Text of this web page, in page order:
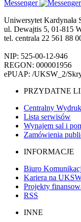
Messenger
Uniwersytet Kardynała
ul. Dewajtis 5, 01-815
tel. centrala 22 561 88
NIP: 525-00-12-946
REGON: 000001956
ePUAP: /UKSW_2/
PRZYDATNE
Centralny Wydruk
Lista serwisów
Wynajem sal i
Zamówienia
INFORMACJE
Biuro
Kariera na
Projekty
RSS
INNE